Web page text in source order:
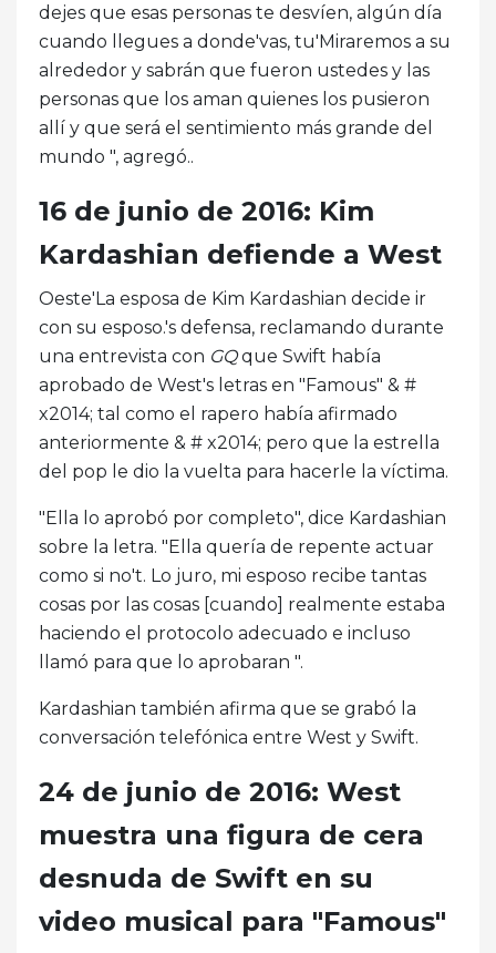
dejes que esas personas te desvíen, algún día
cuando llegues a donde'vas, tu'Miraremos a su
alrededor y sabrán que fueron ustedes y las
personas que los aman quienes los pusieron
allí y que será el sentimiento más grande del
mundo ", agregó..
16 de junio de 2016: Kim
Kardashian defiende a West
Oeste'La esposa de Kim Kardashian decide ir
con su esposo.'s defensa, reclamando durante
una entrevista con GQque Swift había
aprobado de West's letras en "Famous" & #
x2014; tal como el rapero había afirmado
anteriormente & # x2014; pero que la estrella
del pop le dio la vuelta para hacerle la víctima.
"Ella lo aprobó por completo", dice Kardashian
sobre la letra. "Ella quería de repente actuar
como si no't. Lo juro, mi esposo recibe tantas
cosas por las cosas [cuando] realmente estaba
haciendo el protocolo adecuado e incluso
llamó para que lo aprobaran ".
Kardashian también afirma que se grabó la
conversación telefónica entre West y Swift.
24 de junio de 2016: West
muestra una figura de cera
desnuda de Swift en su
video musical para "Famous"